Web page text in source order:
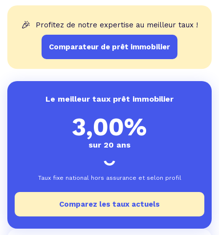
🎉 Profitez de notre expertise au meilleur taux !
Comparateur de prêt immobilier
Le meilleur taux prêt immobilier
3,00%
sur 20 ans
Taux fixe national hors assurance et selon profil
Comparez les taux actuels